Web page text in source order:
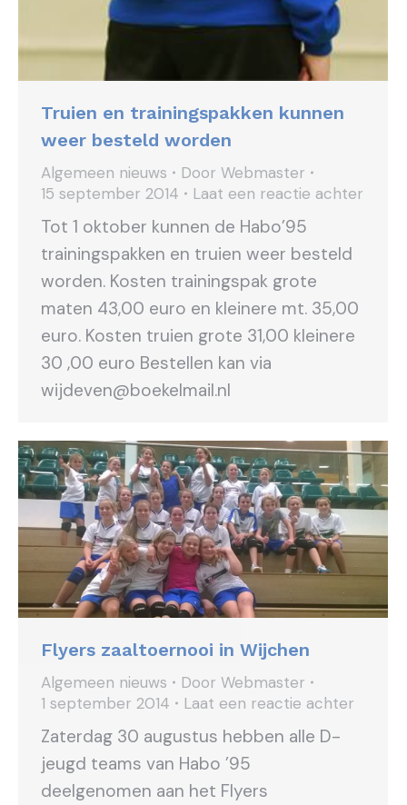
Truien en trainingspakken kunnen
weer besteld worden
Algemeen nieuws Door Webmaster
15 september 2014
Laat een reactie achter
Tot 1 oktober kunnen de Habo’95
trainingspakken en truien weer besteld
worden. Kosten trainingspak grote
maten 43,00 euro en kleinere mt. 35,00
euro. Kosten truien grote 31,00 kleinere
30 ,00 euro Bestellen kan via
wijdeven@boekelmail.nl
Flyers zaaltoernooi in Wijchen
Algemeen nieuws Door Webmaster
1 september 2014
Laat een reactie achter
Zaterdag 30 augustus hebben alle D-
jeugd teams van Habo ’95
deelgenomen aan het Flyers